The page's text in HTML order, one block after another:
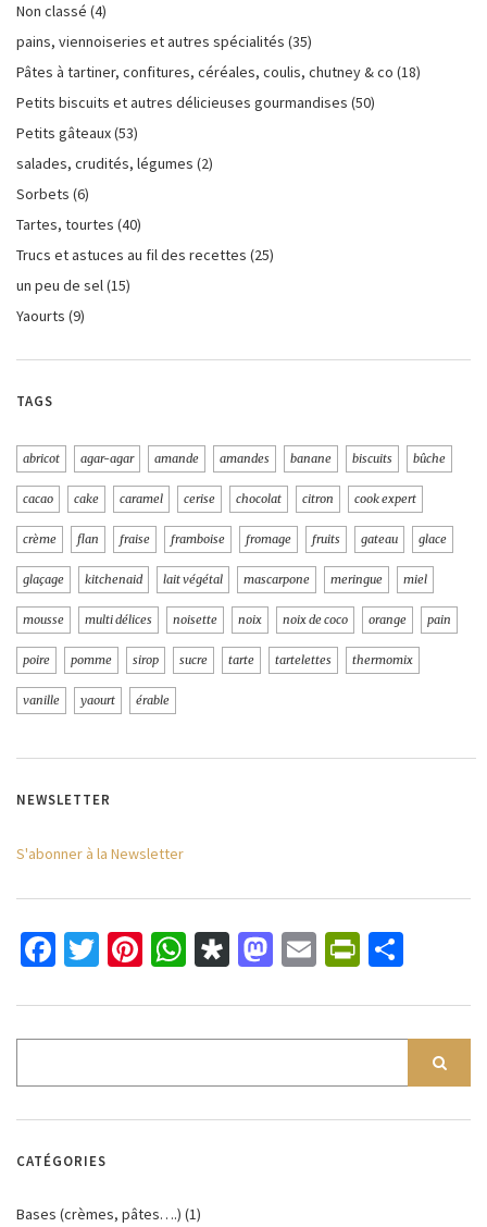
Non classé (4)
pains, viennoiseries et autres spécialités (35)
Pâtes à tartiner, confitures, céréales, coulis, chutney & co (18)
Petits biscuits et autres délicieuses gourmandises (50)
Petits gâteaux(53)
salades, crudités, légumes (2)
Sorbets (6)
Tartes, tourtes (40)
Trucs et astuces au fil des recettes (25)
un peu de sel(15)
Yaourts (9)
TAGS
abricot agar-agar amande amandes banane biscuits bûche
cacao cake caramel cerise chocolat citron cook expert
crème flan fraise framboise fromage fruits gateau glace
glaçage kitchenaid lait végétal mascarpone meringue miel
mousse multi délices noisette noix noix de coco orange pain
poire pomme sirop sucre tarte tartelettes thermomix
vanille yaourt érable
NEWSLETTER
S'abonner à la Newsletter
Facebook
Twitter
Pinterest
WhatsApp
Diaspora
Mastodon
Email
CATÉGORIES
Bases (crèmes, pâtes….) (1)